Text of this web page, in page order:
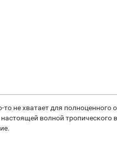
не хватает для полноценного
волной